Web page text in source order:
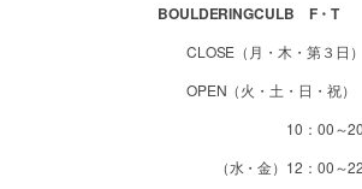
BOULDERINGCULB F・T
CLOSE（月・木・第３日）
OPEN（火・土・日・祝）
10：00～20
（水・金）12：00～22